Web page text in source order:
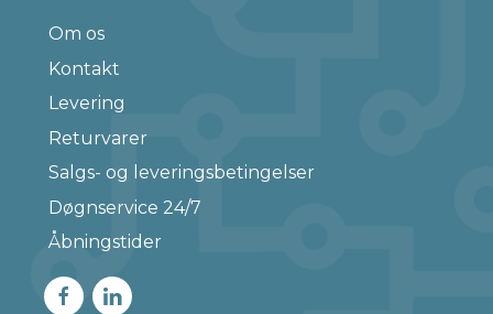
Om os
Kontakt
Levering
Returvarer
Salgs- og leveringsbetingelser
Døgnservice 24/7
Åbningstider